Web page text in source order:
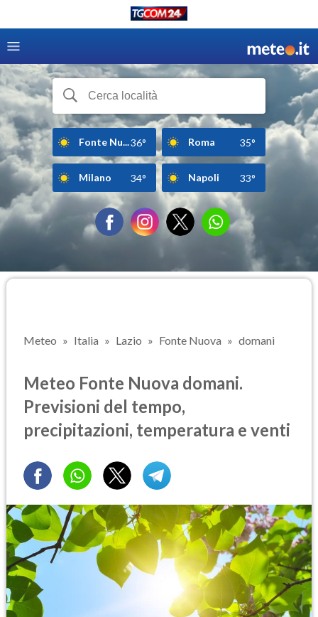
Fonte Nu...36° Roma 35°
Milano 34° Napoli 33°
Meteo Italia Lazio Fonte Nuova domani
Meteo Fonte Nuova domani.
Previsioni del tempo,
precipitazioni, temperatura e venti